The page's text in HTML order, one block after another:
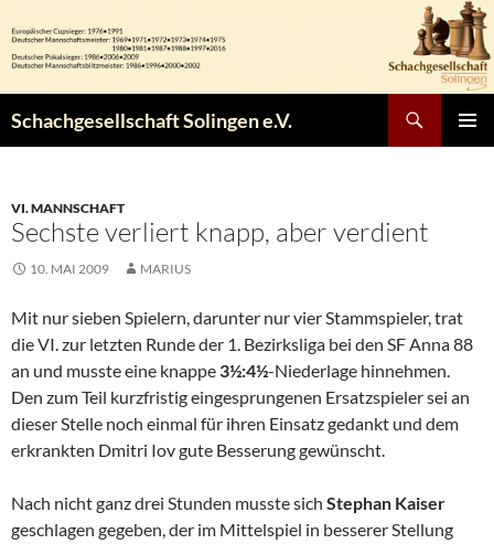
Inhalt
springen
Schachgesellschaft Solingen e.V.
VI. MANNSCHAFT
Sechste verliert knapp, aber verdient
10. MAI 2009 MARIUS
Mit nur sieben Spielern, darunter nur vier Stammspieler, trat
die VI. zur letzten Runde der 1. Bezirksliga bei den SF Anna 88
an und musste eine knappe 3½:4½-Niederlage hinnehmen.
Den zum Teil kurzfristig eingesprungenen Ersatzspieler sei an
dieser Stelle noch einmal für ihren Einsatz gedankt und dem
erkrankten Dmitri Iov gute Besserung gewünscht.
Nach nicht ganz drei Stunden musste sich Stephan Kaiser
geschlagen gegeben, der im Mittelspiel in besserer Stellung